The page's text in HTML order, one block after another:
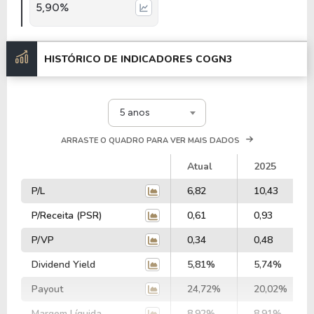
5,90%
HISTÓRICO DE INDICADORES COGN3
5 anos
ARRASTE O QUADRO PARA VER MAIS DADOS
Atual
2025
P/L
6,82
10,43
P/Receita (PSR)
0,61
0,93
P/VP
0,34
0,48
Dividend Yield
5,81%
5,74%
Payout
24,72%
20,02%